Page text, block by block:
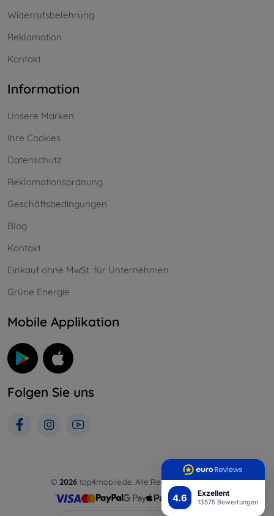
4.6 Exzellent
13575 Bewertungen
Widerrufsbelehrung
Reklamation
Kontakt
Information
Unsere Marken
Ihre Cookies
Datenschutz
Reklamationsordnung
Geschäftsbedingungen
Blog
Kontakt
Einkauf ohne MwSt. für Unternehmen
Grüne Energie
Mobile Applikation
Folgen Sie uns
© 2026 top4mobile.de. Alle Rechte vorbehalten.